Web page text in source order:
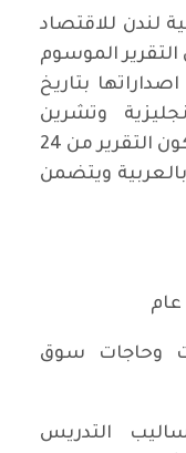
لندن للاقتصاد
التقرير الموسوم
اصداراتها بتاريخ
اكتوبر 2023 بالإنجليزية وتشرين
الثاني / نوفمبر 2023 بالعربية. يتكون التقرير من 24
و 20 صفحة بالعربية ويتضمن
عام
وحاجات سوق
التدريس